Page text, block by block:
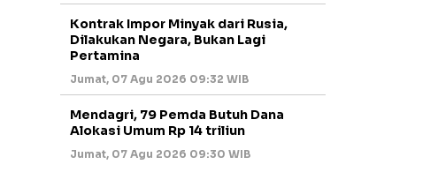
Kontrak Impor Minyak dari Rusia,
Dilakukan Negara, Bukan Lagi
Pertamina
Jumat, 07 Agu 2026 09:32 WIB
Mendagri, 79 Pemda Butuh Dana
Alokasi Umum Rp 14 triliun
Jumat, 07 Agu 2026 09:30 WIB